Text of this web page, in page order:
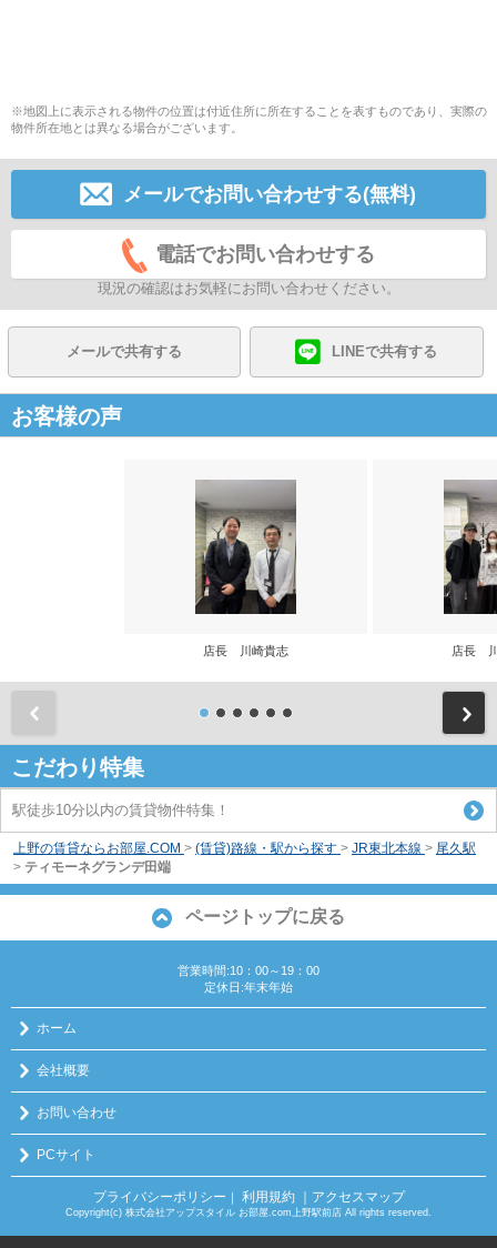
※地図上に表示される物件の位置は付近住所に所在することを表すものであり、実際の
物件所在地とは異なる場合がございます。
メールでお問い合わせする(無料)
電話でお問い合わせする
現況の確認はお気軽にお問い合わせください。
メールで共有する LINEで共有する
お客様の声
店長 川崎貴志 店長
こだわり特集
駅徒歩10分以内の賃貸物件特集！
上野の賃貸ならお部屋.COM > (賃貸)路線・駅から探す > JR東北本線 > 尾久駅
> ティモーネグランデ田端
ページトップに戻る
営業時間:10：00～19：00
定休日:年末年始
ホーム
会社概要
お問い合わせ
PCサイト
プライバシーポリシー 利用規約 ｜アクセスマップ
Copyright(c) 株式会社アップスタイル お部屋.com上野駅前店 All rights reserved.